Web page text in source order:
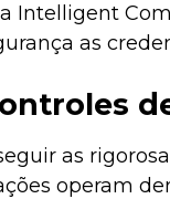
Intelligent
as
as
operam